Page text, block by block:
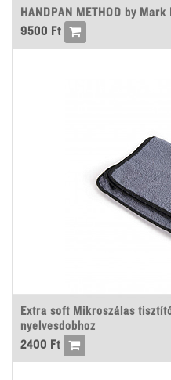
HANDPAN METHOD by
9500 Ft
Extra soft Mikroszálas
nyelvesdobhoz
2400 Ft